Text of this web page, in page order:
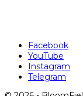
Facebook
YouTube
Instagram
Telegram